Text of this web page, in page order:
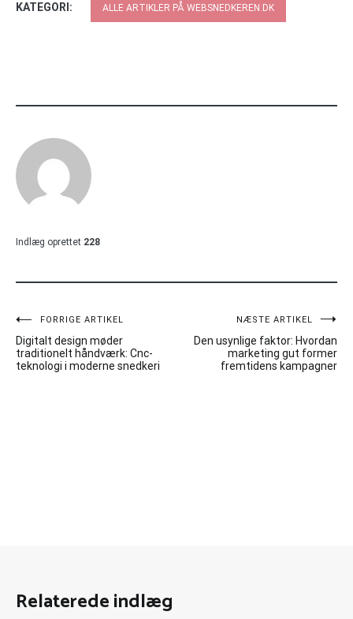
KATEGORI: ALLE ARTIKLER PÅ WEBSNEDKEREN.DK
Indlæg oprettet 228
Indlægsnavigation
FORRIGE ARTIKEL
Digitalt design møder
traditionelt håndværk: Cnc-
teknologi i moderne snedkeri
NÆSTE ARTIKEL
Den usynlige faktor: Hvordan
marketing gut former
fremtidens kampagner
Relaterede indlæg